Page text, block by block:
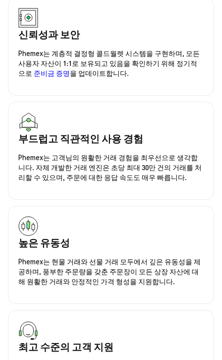
신뢰성과 보안
Phemex는 계층적 결정형 콜드월렛 시스템을 구현하며, 모든
사용자 자산이 1:1로 보유되고 있음을 확인하기 위해 정기적
으로 준비금 증명을 업데이트합니다.
부드럽고 직관적인 사용 경험
Phemex는 고객님의 원활한 거래 경험을 최우선으로 생각합
니다. 자체 개발한 거래 엔진은 초당 최대 30만 건의 거래를 처
리할 수 있으며, 주문에 대한 응답 속도도 매우 빠릅니다.
높은 유동성
Phemex는 현물 거래와 선물 거래 모두에서 깊은 유동성을 제
공하며, 풍부한 주문량을 갖춘 주문장이 모든 상장 자산에 대
해 원활한 거래와 안정적인 가격 형성을 지원합니다.
최고 수준의 고객 지원